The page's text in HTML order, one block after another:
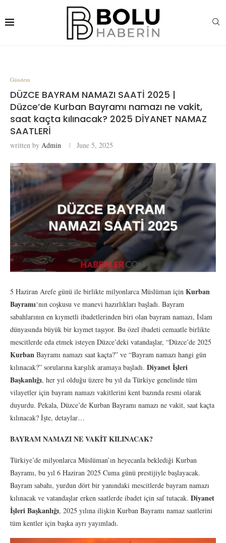
Gündem
DÜZCE BAYRAM NAMAZI SAATİ 2025 |
Düzce’de Kurban Bayramı namazı ne vakit,
saat kaçta kılınacak? 2025 DİYANET NAMAZ
SAATLERİ
written by Admin June 5, 2025
5 Haziran Arefe günü ile birlikte milyonlarca Müslüman için Kurban
Bayramı‘nın coşkusu ve manevi hazırlıkları başladı. Bayram
sabahlarının en kıymetli ibadetlerinden biri olan bayram namazı, İslam
dünyasında büyük bir kıymet taşıyor. Bu özel ibadeti cemaatle birlikte
mescitlerde eda etmek isteyen Düzce’deki vatandaşlar, “Düzce’de 2025
Kurban Bayramı namazı saat kaçta?” ve “Bayram namazı hangi gün
kılınacak?” sorularına karşılık aramaya başladı. Diyanet İşleri
Başkanlığı, her yıl olduğu üzere bu yıl da Türkiye genelinde tüm
vilayetler için bayram namazı vakitlerini kent bazında resmi olarak
duyurdu. Pekala, Düzce’de Kurban Bayramı namazı ne vakit, saat kaçta
kılınacak? İşte, detaylar…
BAYRAM NAMAZI NE VAKİT KILINACAK?
Türkiye’de milyonlarca Müslüman’ın heyecanla beklediği Kurban
Bayramı, bu yıl 6 Haziran 2025 Cuma günü prestijiyle başlayacak.
Bayram sabahı, yurdun dört bir yanındaki mescitlerde bayram namazı
kılınacak ve vatandaşlar erken saatlerde ibadet için saf tutacak. Diyanet
İşleri Başkanlığı, 2025 yılına ilişkin Kurban Bayramı namaz saatlerini
tüm kentler için başka ayrı yayımladı.